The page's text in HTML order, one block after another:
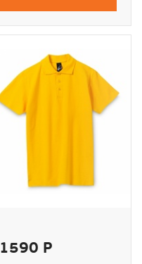
1590 Р